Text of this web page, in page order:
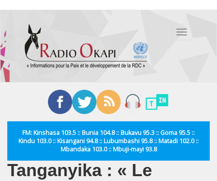
contenu
principal
Toggle
FM: Kinshasa 103.5 :: Bunia 104.8 :: Bukavu 95.3 :: Goma 95.5 ::
Kindu 103.0 :: Kisangani 94.8 :: Lubumbashi 95.8 :: Matadi 102.0 ::
Mbandaka 103.0 :: Mbuji-mayi 93.8
Tanganyika : « Le